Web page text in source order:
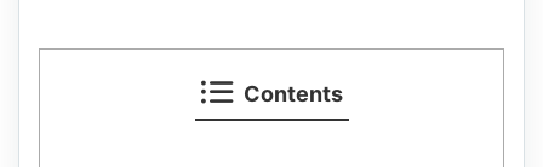
Contents